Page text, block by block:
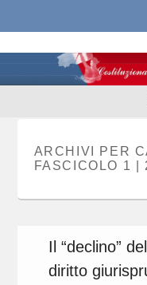
ARCHIVI PER
FASCICOLO 1 |
Il “declino”
diritto